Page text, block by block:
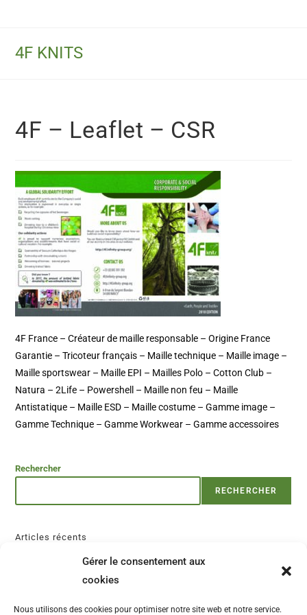
Gérer le consentement aux
cookies
Nous utilisons des cookies pour optimiser notre site web et notre service.
4F KNITS
4F – Leaflet – CSR
4F France – Créateur de maille responsable – Origine France
Garantie – Tricoteur français – Maille technique – Maille image –
Maille sportswear – Maille EPI – Mailles Polo – Cotton Club –
Natura – 2Life – Powershell – Maille non feu – Maille
Antistatique – Maille ESD – Maille costume – Gamme image –
Gamme Technique – Gamme Workwear – Gamme accessoires
Rechercher
RECHERCHER
Articles récents
Commentaires récents